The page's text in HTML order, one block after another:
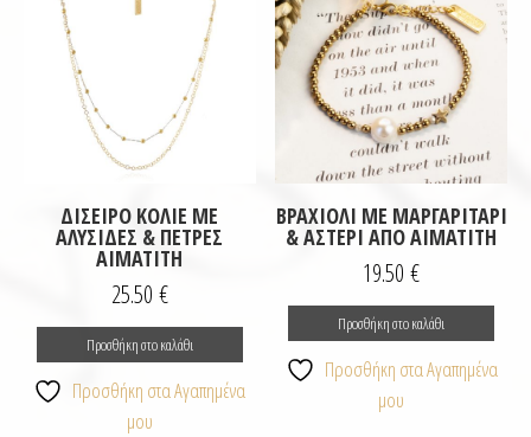
ΔΊΣΕΙΡΟ ΚΟΛΙΈ ΜΕ
ΑΛΥΣΊΔΕΣ & ΠΈΤΡΕΣ
ΑΙΜΑΤΊΤΗ
25.50 €
Προσθήκη στο καλάθι
Προσθήκη στα Αγαπημένα
μου
ΒΡΑΧΙΌΛΙ ΜΕ ΜΑΡΓΑΡΙΤΆΡΙ
& ΑΣΤΈΡΙ ΑΠΌ ΑΙΜΑΤΊΤΗ
19.50€
Προσθήκη στο καλάθι
Προσθήκη στα Αγαπημένα
μου